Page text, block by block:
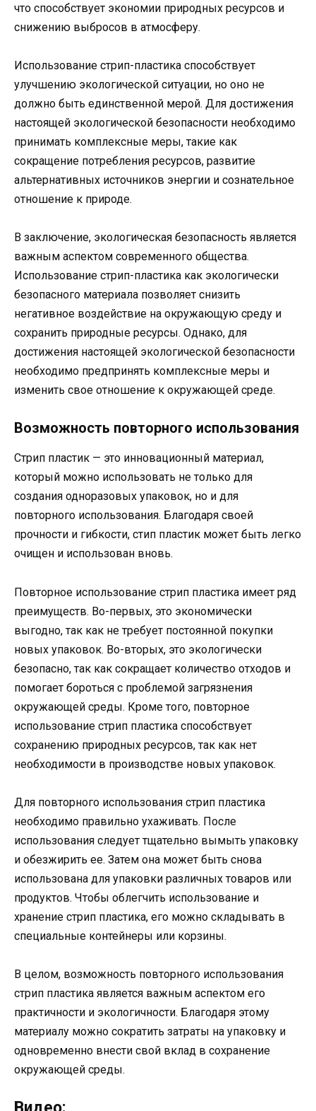
что способствует экономии природных ресурсов и
снижению выбросов в атмосферу.
Использование стрип-пластика способствует
улучшению экологической ситуации, но оно не
должно быть единственной мерой. Для достижения
настоящей экологической безопасности необходимо
принимать комплексные меры, такие как
сокращение потребления ресурсов, развитие
альтернативных источников энергии и сознательное
отношение к природе.
В заключение, экологическая безопасность является
важным аспектом современного общества.
Использование стрип-пластика как экологически
безопасного материала позволяет снизить
негативное воздействие на окружающую среду и
сохранить природные ресурсы. Однако, для
достижения настоящей экологической безопасности
необходимо предпринять комплексные меры и
изменить свое отношение к окружающей среде.
Возможность повторного использования
Стрип пластик — это инновационный материал,
который можно использовать не только для
создания одноразовых упаковок, но и для
повторного использования. Благодаря своей
прочности и гибкости, стип пластик может быть легко
очищен и использован вновь.
Повторное использование стрип пластика имеет ряд
преимуществ. Во-первых, это экономически
выгодно, так как не требует постоянной покупки
новых упаковок. Во-вторых, это экологически
безопасно, так как сокращает количество отходов и
помогает бороться с проблемой загрязнения
окружающей среды. Кроме того, повторное
использование стрип пластика способствует
сохранению природных ресурсов, так как нет
необходимости в производстве новых упаковок.
Для повторного использования стрип пластика
необходимо правильно ухаживать. После
использования следует тщательно вымыть упаковку
и обезжирить ее. Затем она может быть снова
использована для упаковки различных товаров или
продуктов. Чтобы облегчить использование и
хранение стрип пластика, его можно складывать в
специальные контейнеры или корзины.
В целом, возможность повторного использования
стрип пластика является важным аспектом его
практичности и экологичности. Благодаря этому
материалу можно сократить затраты на упаковку и
одновременно внести свой вклад в сохранение
окружающей среды.